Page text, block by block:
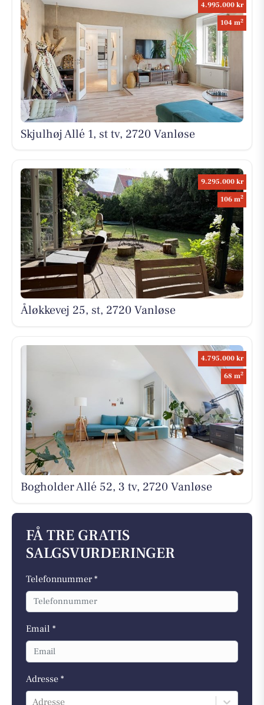
4.995.000 kr
104 m2
Skjulhøj Allé 1, st tv, 2720 Vanløse
9.295.000 kr
106 m2
Åløkkevej 25, st, 2720 Vanløse
4.795.000 kr
68 m2
Bogholder Allé 52, 3 tv, 2720 Vanløse
FÅ TRE GRATIS
SALGSVURDERINGER
Telefonnummer *
Email *
Adresse *
Adresse